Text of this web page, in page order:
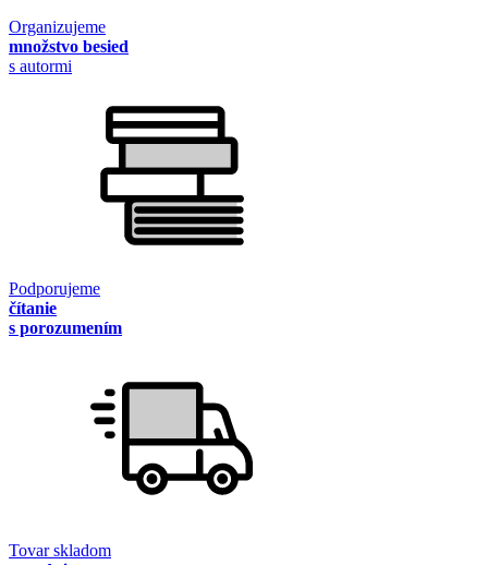
Organizujeme
množstvo besied
s autormi
Podporujeme
čítanie
s porozumením
Tovar skladom